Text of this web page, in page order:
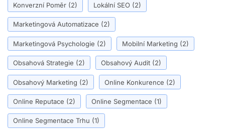
Konverzní Poměr (2) Lokální SEO (2)
Marketingová Automatizace (2)
Marketingová Psychologie (2) Mobilní Marketing (2)
Obsahová Strategie (2) Obsahový Audit (2)
Obsahový Marketing (2) Online Konkurence (2)
Online Reputace (2) Online Segmentace (1)
Online Segmentace Trhu (1)